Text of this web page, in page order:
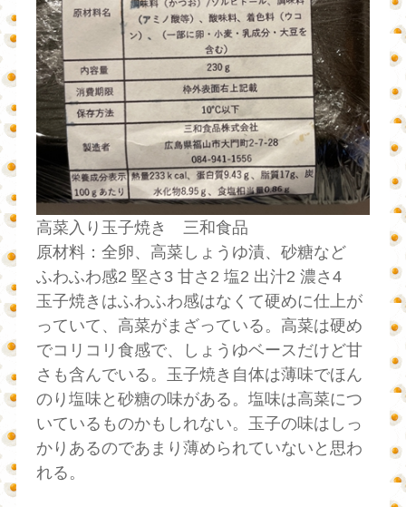
高菜入り玉子焼き 三和食品
原材料：全卵、高菜しょうゆ漬、砂糖など
ふわふわ感2 堅さ3 甘さ2 塩2 出汁2 濃さ4
玉子焼きはふわふわ感はなくて硬めに仕上が
っていて、高菜がまざっている。高菜は硬め
でコリコリ食感で、しょうゆベースだけど甘
さも含んでいる。玉子焼き自体は薄味でほん
のり塩味と砂糖の味がある。塩味は高菜につ
いているものかもしれない。玉子の味はしっ
かりあるのであまり薄められていないと思わ
れる。